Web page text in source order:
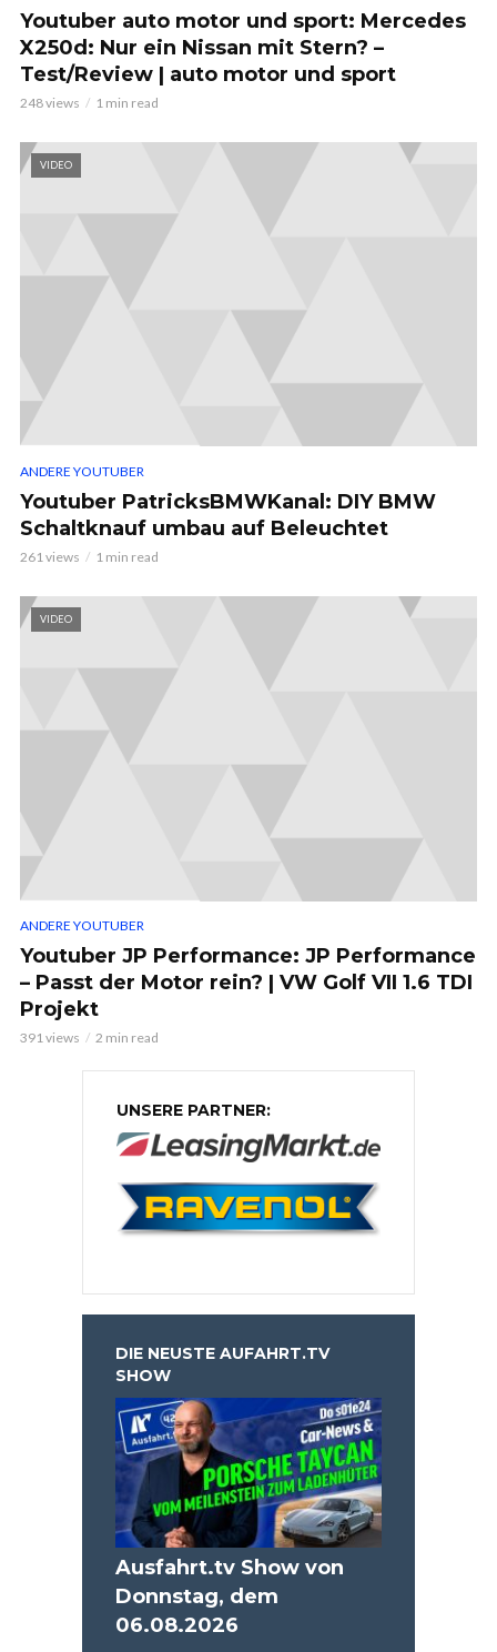
Youtuber auto motor und sport: Mercedes
X250d: Nur ein Nissan mit Stern? –
Test/Review | auto motor und sport
248 views 1 min read
VIDEO
ANDERE YOUTUBER
Youtuber PatricksBMWKanal: DIY BMW
Schaltknauf umbau auf Beleuchtet
261 views 1 min read
VIDEO
ANDERE YOUTUBER
Youtuber JP Performance: JP Performance
– Passt der Motor rein? | VW Golf VII 1.6 TDI
Projekt
391 views 2 min read
UNSERE PARTNER:
DIE NEUSTE AUFAHRT.TV
SHOW
Ausfahrt.tv Show von
Donnstag, dem
06.08.2026